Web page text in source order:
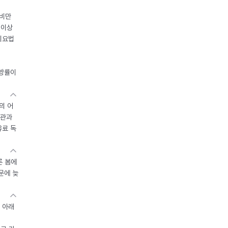
만
상
법
률이
어
과
료 독
봄에
에 늦
래